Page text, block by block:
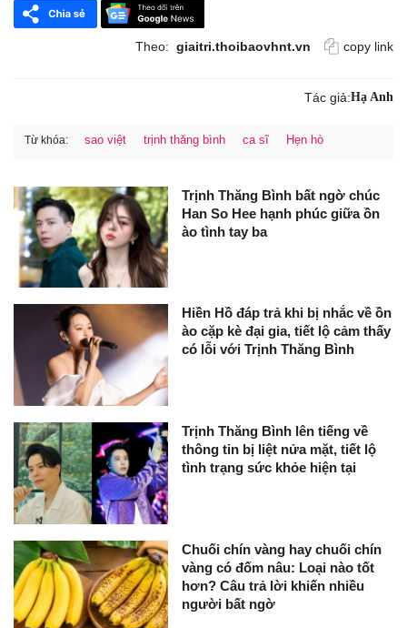
Theo: giaitri.thoibaovhnt.vn copy link
Tác giả:Hạ Anh
Từ khóa: sao việt trịnh thăng bình ca sĩ Hẹn hò
Trịnh Thăng Bình bất ngờ chúc
Han So Hee hạnh phúc giữa ồn
ào tình tay ba
Hiền Hồ đáp trả khi bị nhắc về ồn
ào cặp kè đại gia, tiết lộ cảm thấy
có lỗi với Trịnh Thăng Bình
Trịnh Thăng Bình lên tiếng về
thông tin bị liệt nửa mặt, tiết lộ
tình trạng sức khỏe hiện tại
Chuối chín vàng hay chuối chín
vàng có đốm nâu: Loại nào tốt
hơn? Câu trả lời khiến nhiều
người bất ngờ